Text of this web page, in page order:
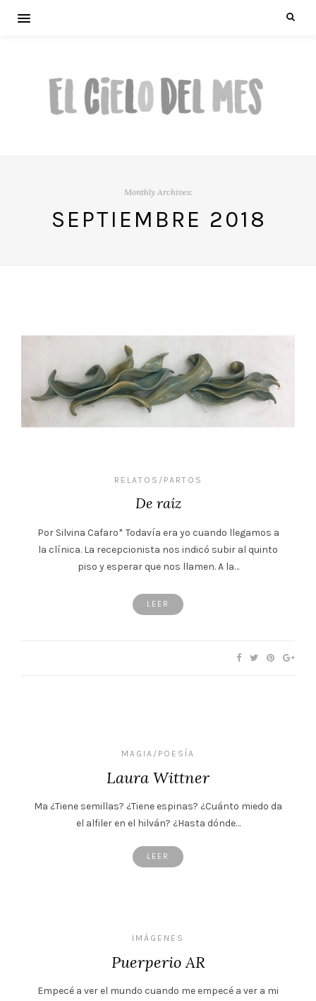
Monthly Archives:
SEPTIEMBRE 2018
RELATOS/PARTOS
De raíz
Por Silvina Cafaro* Todavía era yo cuando llegamos a
la clínica. La recepcionista nos indicó subir al quinto
piso y esperar que nos llamen. A la…
LEER
MAGIA/POESÍA
Laura Wittner
Ma ¿Tiene semillas? ¿Tiene espinas? ¿Cuánto miedo da
el alfiler en el hilván? ¿Hasta dónde…
LEER
IMÁGENES
Puerperio AR
Empecé a ver el mundo cuando me empecé a ver a mi